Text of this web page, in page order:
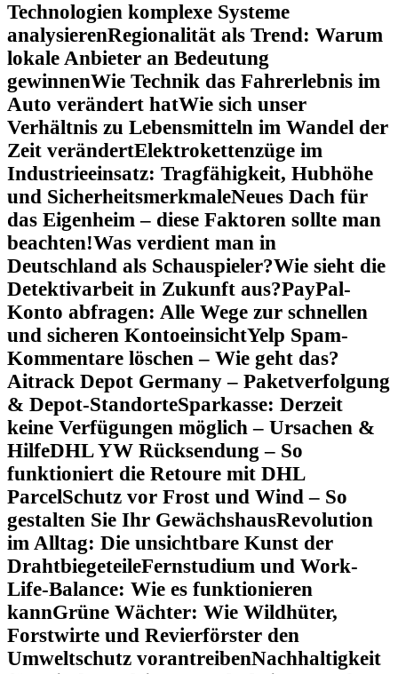
Technologien komplexe Systeme
analysierenRegionalität als Trend: Warum
lokale Anbieter an Bedeutung
gewinnenWie Technik das Fahrerlebnis im
Auto verändert hatWie sich unser
Verhältnis zu Lebensmitteln im Wandel der
Zeit verändertElektrokettenzüge im
Industrieeinsatz: Tragfähigkeit, Hubhöhe
und SicherheitsmerkmaleNeues Dach für
das Eigenheim – diese Faktoren sollte man
beachten!Was verdient man in
Deutschland als Schauspieler?Wie sieht die
Detektivarbeit in Zukunft aus?PayPal-
Konto abfragen: Alle Wege zur schnellen
und sicheren KontoeinsichtYelp Spam-
Kommentare löschen – Wie geht das?
Aitrack Depot Germany – Paketverfolgung
& Depot-StandorteSparkasse: Derzeit
keine Verfügungen möglich – Ursachen &
HilfeDHL YW Rücksendung – So
funktioniert die Retoure mit DHL
ParcelSchutz vor Frost und Wind – So
gestalten Sie Ihr GewächshausRevolution
im Alltag: Die unsichtbare Kunst der
DrahtbiegeteileFernstudium und Work-
Life-Balance: Wie es funktionieren
kannGrüne Wächter: Wie Wildhüter,
Forstwirte und Revierförster den
Umweltschutz vorantreibenNachhaltigkeit